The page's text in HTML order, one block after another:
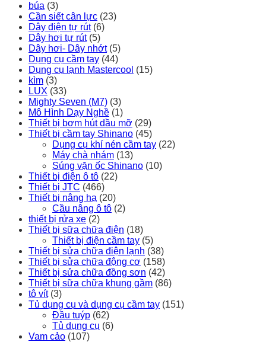
búa (3)
Cần siết cân lực (23)
Dây điện tự rút (6)
Dây hơi tự rút (5)
Dây hơi- Dây nhớt (5)
Dụng cụ cầm tay (44)
Dụng cụ lạnh Mastercool (15)
kìm (3)
LUX (33)
Mighty Seven (M7) (3)
Mô Hình Dạy Nghề (1)
Thiết bị bơm hút dầu mỡ (29)
Thiết bị cầm tay Shinano (45)
Dụng cụ khí nén cầm tay (22)
Máy chà nhám (13)
Súng vặn ốc Shinano (10)
Thiết bị điện ô tô (22)
Thiết bị JTC (466)
Thiết bị nâng hạ (20)
Cầu nâng ô tô (2)
thiết bị rửa xe (2)
Thiết bị sữa chữa điện (18)
Thiết bị điện cầm tay (5)
Thiết bị sửa chữa điện lạnh (38)
Thiết bị sửa chữa động cơ (158)
Thiết bị sửa chữa đồng sơn (42)
Thiết bị sữa chữa khung gầm (86)
tô vít (3)
Tủ dụng cụ và dụng cụ cầm tay (151)
Đầu tuýp (62)
Tủ dụng cụ (6)
Vam cảo (107)